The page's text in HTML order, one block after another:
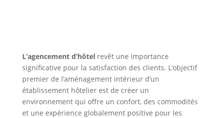
L’agencement d’hôtel revêt une importance
significative pour la satisfaction des clients. L’objectif
premier de l’aménagement intérieur d’un
établissement hôtelier est de créer un
environnement qui offre un confort, des commodités
et une expérience globalement positive pour les